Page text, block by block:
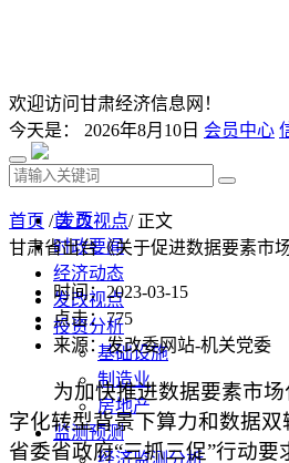
欢迎访问甘肃经济信息网！
今天是： 2026年8月10日 会员中心
首 页
时政要闻
经济动态
发改视点
投资分析
基础设施
制造业
房地产
监测预测
经济监测分析
首页 /发改视点/ 正文
甘肃省出台《关于促进数据要素市
时间：2023-03-15
点击：775
来源：发改委网站-机关党委
为加快推进数据要素市
字化转型背景下算力和数据
省委省政府“三抓三促”行动要